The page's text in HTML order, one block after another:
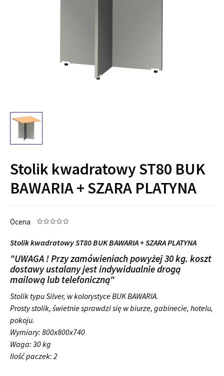
Stolik kwadratowy ST80 BUK
BAWARIA + SZARA PLATYNA
Ocena
Stolik kwadratowy ST80 BUK BAWARIA + SZARA PLATYNA
"UWAGA ! Przy zamówieniach powyżej 30 kg. koszt
dostawy ustalany jest indywidualnie drogą
mailową lub telefoniczną"
Stolik typu Silver, w kolorystyce BUK BAWARIA.
Prosty stolik, świetnie sprawdzi się w biurze, gabinecie, hotelu,
pokoju.
Wymiary: 800x800x740
Waga: 30 kg
Ilość paczek: 2